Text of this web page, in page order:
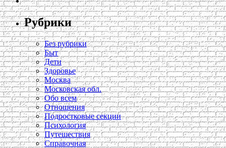
Рубрики
Без рубрики
Быт
Дети
Здоровье
Москва
Московская обл.
Обо всем
Отношения
Подростковые секции
Психология
Путешествия
Справочная